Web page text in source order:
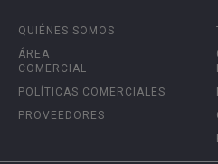
QUIÉNES SOMOS
ÁREA
COMERCIAL
POLÍTICAS COMERCIALES
PROVEEDORES